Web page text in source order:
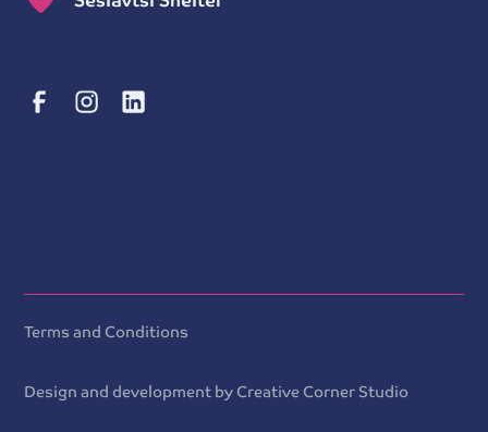
Terms and Conditions
Design and development by Creative Corner Studio